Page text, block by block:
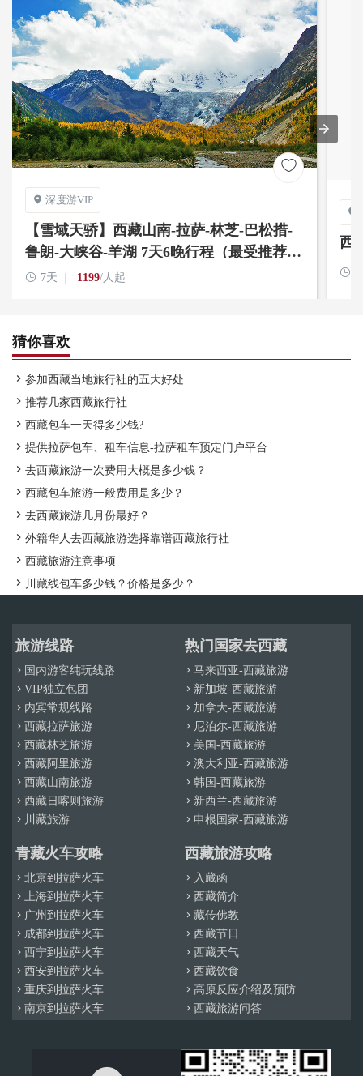

 深度游VIP
【雪域天骄】西藏山南-拉萨-林芝-巴松措-
鲁朗-大峡谷-羊湖 7天6晚行程（最受推荐线
路）
 7天 1199/人起

西

猜你喜欢
 参加西藏当地旅行社的五大好处
 推荐几家西藏旅行社
 西藏包车一天得多少钱?
 提供拉萨包车、租车信息-拉萨租车预定门户平台
 去西藏旅游一次费用大概是多少钱？
 西藏包车旅游一般费用是多少？
 去西藏旅游几月份最好？
 外籍华人去西藏旅游选择靠谱西藏旅行社
 西藏旅游注意事项
 川藏线包车多少钱？价格是多少？
旅游线路
 国内游客纯玩线路
 VIP独立包团
 内宾常规线路
 西藏拉萨旅游
 西藏林芝旅游
 西藏阿里旅游
 西藏山南旅游
 西藏日喀则旅游
 川藏旅游
热门国家去西藏
 马来西亚-西藏旅游
 新加坡-西藏旅游
 加拿大-西藏旅游
 尼泊尔-西藏旅游
 美国-西藏旅游
 澳大利亚-西藏旅游
 韩国-西藏旅游
 新西兰-西藏旅游
 申根国家-西藏旅游
青藏火车攻略
 北京到拉萨火车
 上海到拉萨火车
 广州到拉萨火车
 成都到拉萨火车
 西宁到拉萨火车
 西安到拉萨火车
 重庆到拉萨火车
 南京到拉萨火车
西藏旅游攻略
 入藏函
 西藏简介
 藏传佛教
 西藏节日
 西藏天气
 西藏饮食
 高原反应介绍及预防
 西藏旅游问答